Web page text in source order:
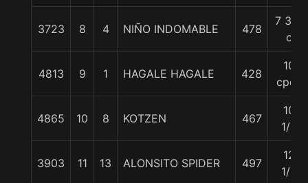
3723 8 4 NIÑO INDOMABLE 478
7 3/4
c
4813 9 1 HAGALE HAGALE 428
10
cpos
4865 10 8 KOTZEN 467
10
1/2
3903 11 13 ALONSITO SPIDER 497
12
1/2